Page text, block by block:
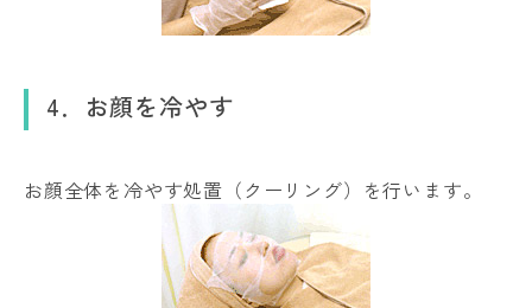
4．お顔を冷やす
お顔全体を冷やす処置（クーリング）を行います。